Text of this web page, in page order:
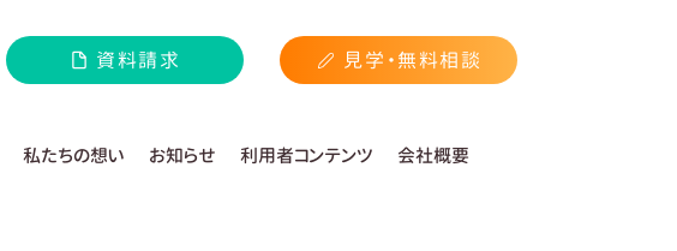
資料請求 見学・無料相談
私たちの想い お知らせ 利用者コンテンツ 会社概要